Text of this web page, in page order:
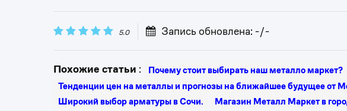
5.0 Запись обновлена: -/-
Похожие статьи :
Почему стоит выбирать наш металло маркет?
Тенденции цен на металлы и прогнозы на ближайшее будущее от
Широкий выбор арматуры в Сочи.
Магазин Металл Маркет в